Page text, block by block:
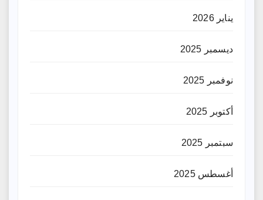
يناير 2026
ديسمبر 2025
نوفمبر 2025
أكتوبر 2025
سبتمبر 2025
أغسطس 2025